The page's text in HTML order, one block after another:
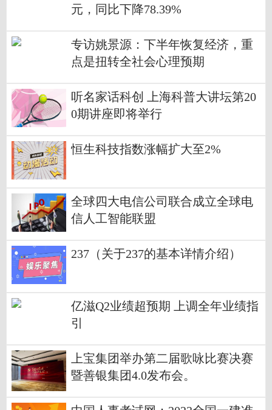
元，同比下降78.39%
专访姚景源：下半年恢复经济，重
点是扭转全社会心理预期
听名家话科创 上海科普大讲坛第20
0期讲座即将举行
恒生科技指数涨幅扩大至2%
全球四大电信公司联合成立全球电
信人工智能联盟
237（关于237的基本详情介绍）
亿滋Q2业绩超预期 上调全年业绩指
引
上宝集团举办第二届歌咏比赛决赛
暨善银集团4.0发布会。